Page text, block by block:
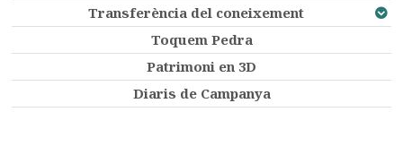
Transferència del coneixement
Toquem Pedra
Patrimoni en 3D
Diaris de Campanya